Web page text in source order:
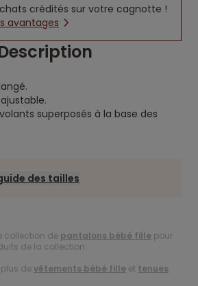
crédités sur votre cagnotte !
avantages
superposés à la base des
des tailles
collection de pantalons bébé fille pour
de la collection.
devêtements bébé fille et tenues